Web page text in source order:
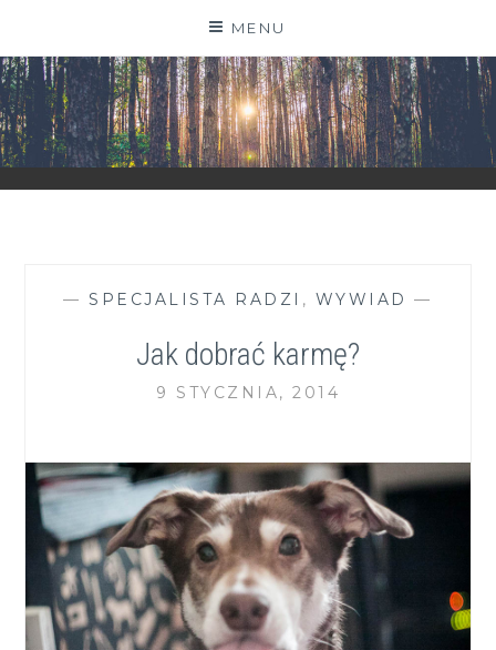
content
MENU
ZGRANESTADO.PL
FOTOGRAFICZNE ZAPISKI DNIA CODZIENNEGO
—SPECJALISTA RADZI , WYWIAD —
Jak dobrać karmę?
9 STYCZNIA, 2014